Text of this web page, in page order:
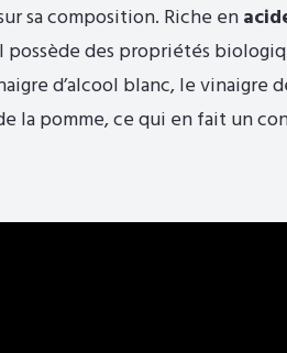
sa composition. Riche en
des propriétés
d’alcool blanc, le vinaigre
la pomme, ce qui en fait un